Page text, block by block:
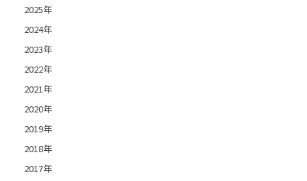
2025年
2024年
2023年
2022年
2021年
2020年
2019年
2018年
2017年